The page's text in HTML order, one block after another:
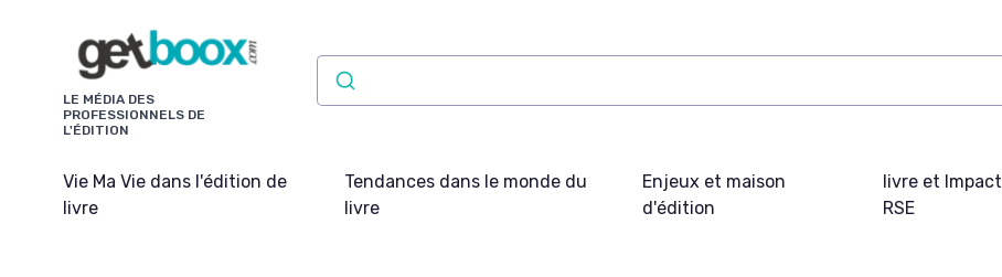
LE MÉDIA DES
PROFESSIONNELS DE
L'ÉDITION
Vie Ma Vie dans l'édition de
livre
Tendances dans le monde du
livre
Enjeux et maison
d'édition
livre et Impact
RSE